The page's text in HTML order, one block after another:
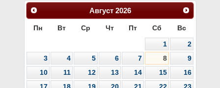
Август 2026
Пн Вт Ср Чт Пт Сб Вс
1
2
3
4 5 6 7 8
9
10
11 12 13 14 15
16
17
18 19 20 21 22
23